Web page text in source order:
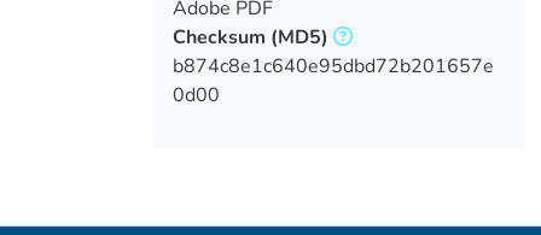
Adobe PDF
Checksum (MD5)
b874c8e1c640e95dbd72b201657e
0d00